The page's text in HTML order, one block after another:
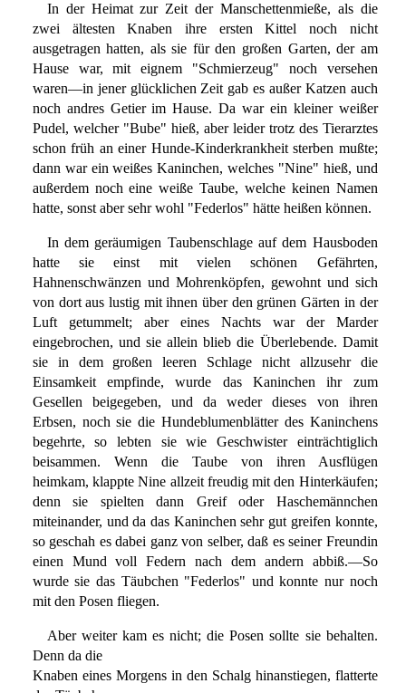
In der Heimat zur Zeit der Manschettenmieße, als die
zwei ältesten Knaben ihre ersten Kittel noch nicht
ausgetragen hatten, als sie für den großen Garten, der am
Hause war, mit eignem "Schmierzeug" noch versehen
waren—in jener glücklichen Zeit gab es außer Katzen auch
noch andres Getier im Hause. Da war ein kleiner weißer
Pudel, welcher "Bube" hieß, aber leider trotz des Tierarztes
schon früh an einer Hunde-Kinderkrankheit sterben mußte;
dann war ein weißes Kaninchen, welches "Nine" hieß, und
außerdem noch eine weiße Taube, welche keinen Namen
hatte, sonst aber sehr wohl "Federlos" hätte heißen können.
In dem geräumigen Taubenschlage auf dem Hausboden
hatte sie einst mit vielen schönen Gefährten,
Hahnenschwänzen und Mohrenköpfen, gewohnt und sich
von dort aus lustig mit ihnen über den grünen Gärten in der
Luft getummelt; aber eines Nachts war der Marder
eingebrochen, und sie allein blieb die Überlebende. Damit
sie in dem großen leeren Schlage nicht allzusehr die
Einsamkeit empfinde, wurde das Kaninchen ihr zum
Gesellen beigegeben, und da weder dieses von ihren
Erbsen, noch sie die Hundeblumenblätter des Kaninchens
begehrte, so lebten sie wie Geschwister einträchtiglich
beisammen. Wenn die Taube von ihren Ausflügen
heimkam, klappte Nine allzeit freudig mit den Hinterkäufen;
denn sie spielten dann Greif oder Haschemännchen
miteinander, und da das Kaninchen sehr gut greifen konnte,
so geschah es dabei ganz von selber, daß es seiner Freundin
einen Mund voll Federn nach dem andern abbiß.—So
wurde sie das Täubchen "Federlos" und konnte nur noch
mit den Posen fliegen.
Aber weiter kam es nicht; die Posen sollte sie behalten.
Denn da die
Knaben eines Morgens in den Schalg hinanstiegen, flatterte